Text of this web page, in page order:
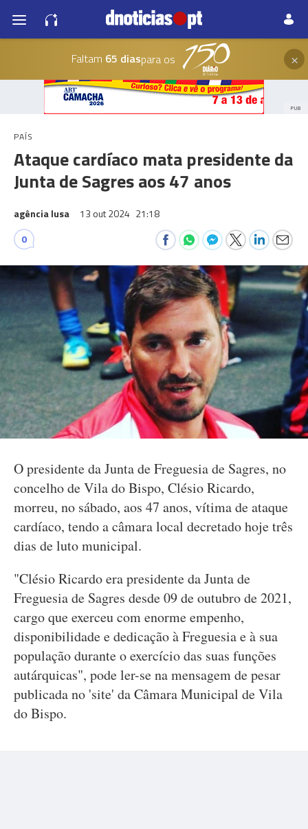
Faltam 65 diaspara os ×
PUB
PAÍS
Ataque cardíaco mata presidente da
Junta de Sagres aos 47 anos
agência lusa 13 out 2024 21:18
0
O presidente da Junta de Freguesia de Sagres, no
concelho de Vila do Bispo, Clésio Ricardo,
morreu, no sábado, aos 47 anos, vítima de ataque
cardíaco, tendo a câmara local decretado hoje três
dias de luto municipal.
"Clésio Ricardo era presidente da Junta de
Freguesia de Sagres desde 09 de outubro de 2021,
cargo que exerceu com enorme empenho,
disponibilidade e dedicação à Freguesia e à sua
população durante o exercício das suas funções
autárquicas", pode ler-se na mensagem de pesar
publicada no 'site' da Câmara Municipal de Vila
do Bispo.